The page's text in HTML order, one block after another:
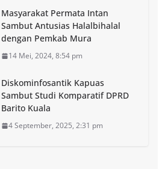
Masyarakat Permata Intan
Sambut Antusias Halalbihalal
dengan Pemkab Mura
14 Mei, 2024, 8:54 pm
Diskominfosantik Kapuas
Sambut Studi Komparatif DPRD
Barito Kuala
4 September, 2025, 2:31 pm